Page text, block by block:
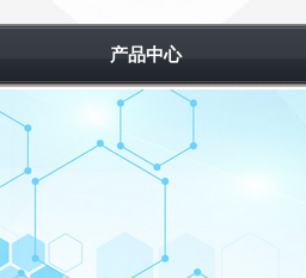
产品中心